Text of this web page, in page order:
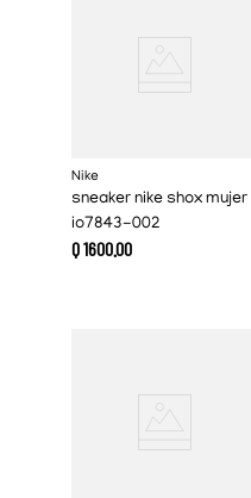
Nike
sneaker nike shox mujer
io7843-002
Q1600.00